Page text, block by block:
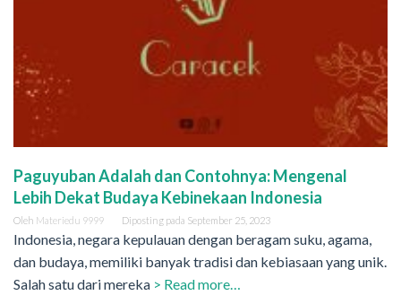
Paguyuban Adalah dan Contohnya: Mengenal
Lebih Dekat Budaya Kebinekaan Indonesia
Oleh Materiedu 9999 Diposting pada September 25, 2023
Indonesia, negara kepulauan dengan beragam suku, agama,
dan budaya, memiliki banyak tradisi dan kebiasaan yang unik.
Salah satu dari mereka > Read more…